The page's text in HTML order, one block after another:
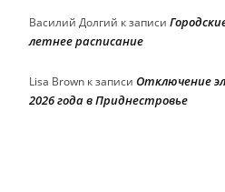
Василий Долгий к записи
летнее расписание
Lisa Brown к записи Отключение
2026 года в Приднестровье